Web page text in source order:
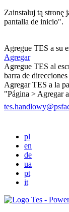
Zainstaluj tą stronę
pantalla de inicio".
Agregue TES a su
Agregar
Agregue TES al
barra de
Agregar TES a la
"Página > Agregar
pl
en
de
ua
pt
it